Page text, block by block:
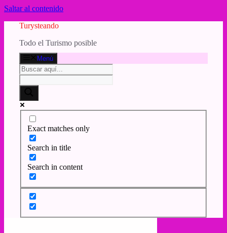
Saltar al contenido
Turysteando
Todo el Turismo posible
Menú
Exact matches only
Search in title
Search in content